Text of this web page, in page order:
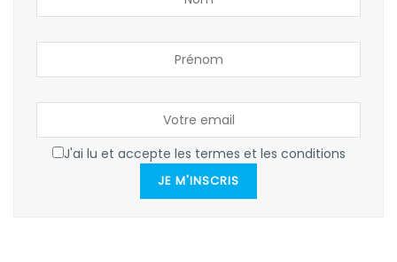
J'ai lu et accepte les termes et les conditions
JE M'INSCRIS